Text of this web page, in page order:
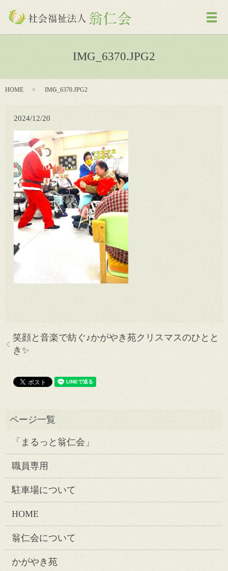
メ
IMG_6370.JPG2
HOME IMG_6370.JPG2
2024/12/20
笑顔と音楽で紡ぐ♪かがやき苑クリスマスのひとと
き✨
「まるっと翁仁会」
職員専用
駐車場について
HOME
翁仁会について
かがやき苑